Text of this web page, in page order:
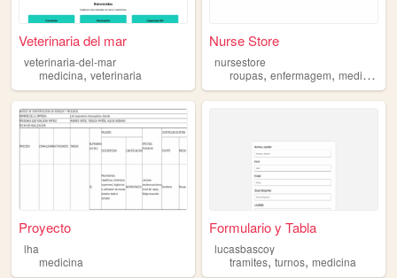
Veterinaria del mar
veterinaria-del-mar
medicina, veterinaria
Nurse Store
nursestore
roupas,enfermagem,medicina
Proyecto
lha
medicina
Formulario y Tabla
lucasbascoy
tramites,turnos,medicina